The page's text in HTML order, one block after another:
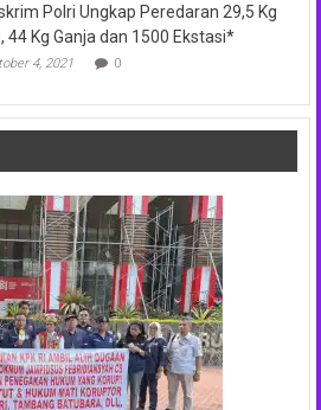
Polri Ungkap Peredaran 29,5 Kg
44 Kg Ganja dan 1500 Ekstasi*
4, 2021 0